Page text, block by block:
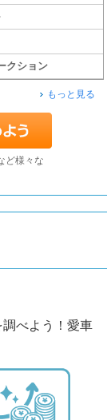
クション
もっと見る
ど様々な
べよう！愛車